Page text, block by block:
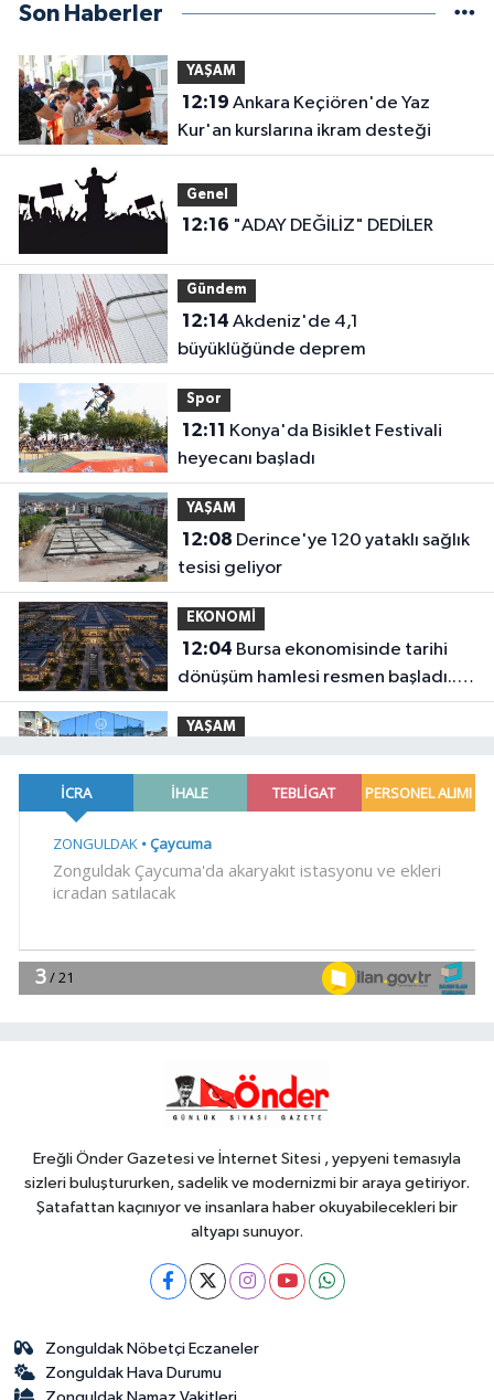
Son Haberler
YAŞAM
12:19
Kur'an kurslarına ikram desteği
Genel
12:16 "ADAY DEĞİLİZ" DEDİLER
Gündem
12:14
büyüklüğünde deprem
Spor
12:11
heyecanı başladı
YAŞAM
12:08
tesisi geliyor
EKONOMİ
12:04
dönüşüm hamlesi resmen başladı...
TEKNOSAB KOBİ OSB'de başvurular
başladı
YAŞAM
hem öğreniyor hem eğleniyor
11:52 Bursa'da Aslı Hünel'den
Yaşam Atölyeleri'nde yeni dönem
Ereğli Önder Gazetesi ve İnternet Sitesi , yepyeni temasıyla
sizleri buluştururken, sadelik ve modernizmi bir araya getiriyor.
Şatafattan kaçınıyor ve insanlara haber okuyabilecekleri bir
altyapı sunuyor.
Zonguldak Nöbetçi Eczaneler
Zonguldak Hava Durumu
Zonguldak Namaz Vakitleri